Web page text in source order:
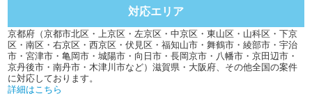
対応エリア
京都府（京都市北区・上京区・左京区・中京区・東山区・山科区・下京
区・南区・右京区・西京区・伏見区・福知山市・舞鶴市・綾部市・宇治
市・宮津市・亀岡市・城陽市・向日市・長岡京市・八幡市・京田辺市・
京丹後市・南丹市・木津川市など）滋賀県・大阪府、その他全国の案件
に対応しております。
詳細はこちら